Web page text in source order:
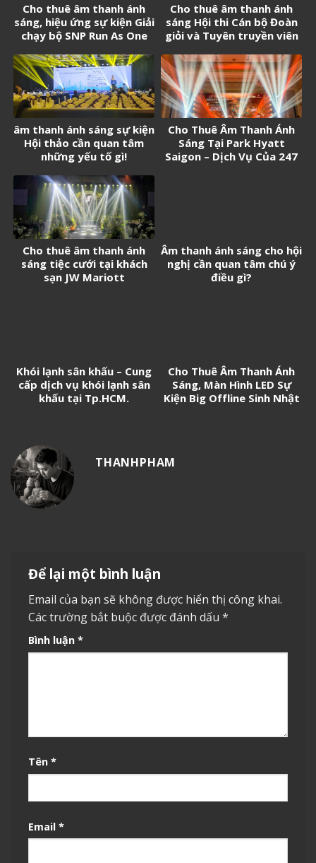
Cho thuê âm thanh ánh
sáng, hiệu ứng sự kiện Giải
chạy bộ SNP Run As One
Cho thuê âm thanh ánh
sáng Hội thi Cán bộ Đoàn
giỏi và Tuyên truyền viên
2026
âm thanh ánh sáng sự kiện
Hội thảo cần quan tâm
những yếu tố gì!
Cho Thuê Âm Thanh Ánh
Sáng Tại Park Hyatt
Saigon – Dịch Vụ Của 247
Cho thuê âm thanh ánh
sáng tiệc cưới tại khách
sạn JW Mariott
Âm thanh ánh sáng cho hội
nghị cần quan tâm chú ý
điều gì?
Khói lạnh sân khấu – Cung
cấp dịch vụ khói lạnh sân
khấu tại Tp.HCM.
Cho Thuê Âm Thanh Ánh
Sáng, Màn Hình LED Sự
Kiện Big Offline Sinh Nhật
THANHPHAM
Để lại một bình luận
Email của bạn sẽ không được hiển thị công khai.
Các trường bắt buộc được đánh dấu *
Bình luận *
Tên *
Email *